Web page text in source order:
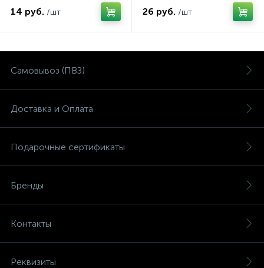
14 руб. /шт 26 руб. /шт
Самовывоз (ПВЗ)
Доставка и Оплата
Подарочные сертификаты
Бренды
Контакты
Реквизиты